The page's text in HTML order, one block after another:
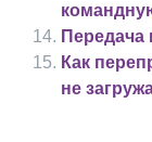
Передача
Как
не